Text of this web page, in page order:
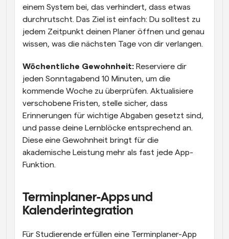
einem System bei, das verhindert, dass etwas
durchrutscht. Das Ziel ist einfach: Du solltest zu
jedem Zeitpunkt deinen Planer öffnen und genau
wissen, was die nächsten Tage von dir verlangen.
Wöchentliche Gewohnheit: Reserviere dir
jeden Sonntagabend 10 Minuten, um die
kommende Woche zu überprüfen. Aktualisiere
verschobene Fristen, stelle sicher, dass
Erinnerungen für wichtige Abgaben gesetzt sind,
und passe deine Lernblöcke entsprechend an.
Diese eine Gewohnheit bringt für die
akademische Leistung mehr als fast jede App-
Funktion.
Terminplaner-Apps und
Kalenderintegration
Für Studierende erfüllen eine Terminplaner-App